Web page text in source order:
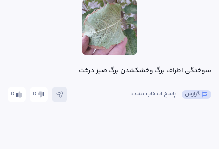
سوختگی اطراف برگ وخشکشدن برگ صبز درخت
0 0 پاسخ انتخاب نشده گزارش